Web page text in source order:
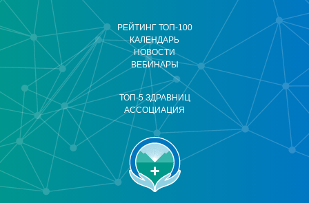
РЕЙТИНГ ТОП-100
КАЛЕНДАРЬ
НОВОСТИ
ВЕБИНАРЫ
ТОП-5 ЗДРАВНИЦ
АССОЦИАЦИЯ